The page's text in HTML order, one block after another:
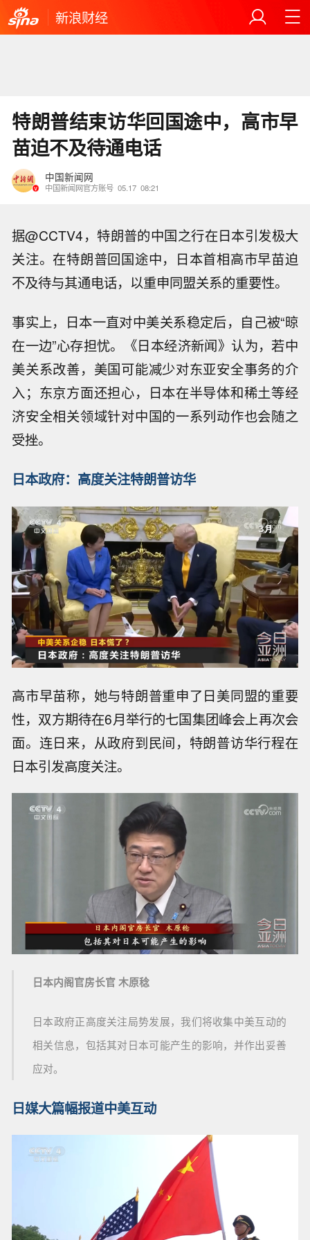
新浪财经
特朗普结束访华回国途中，高市早
苗迫不及待通电话
中国新闻网
中国新闻网官方账号 05.17 08:21
据@CCTV4，特朗普的中国之行在日本引发极大
关注。在特朗普回国途中，日本首相高市早苗迫
不及待与其通电话，以重申同盟关系的重要性。
事实上，日本一直对中美关系稳定后，自己被“晾
在一边”心存担忧。《日本经济新闻》认为，若中
美关系改善，美国可能减少对东亚安全事务的介
入；东京方面还担心，日本在半导体和稀土等经
济安全相关领域针对中国的一系列动作也会随之
受挫。
日本政府：高度关注特朗普访华
高市早苗称，她与特朗普重申了日美同盟的重要
性，双方期待在6月举行的七国集团峰会上再次会
面。连日来，从政府到民间，特朗普访华行程在
日本引发高度关注。
日本内阁官房长官 木原稔
日本政府正高度关注局势发展，我们将收集中美互动的
相关信息，包括其对日本可能产生的影响，并作出妥善
应对。
日媒大篇幅报道中美互动